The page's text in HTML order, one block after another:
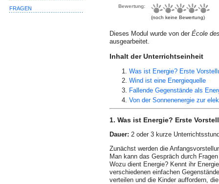
Bewertung:
(noch keine Bewertung)
Dieses Modul wurde von der École
ausgearbeitet.
Inhalt der Unterrichtseinheit
Was ist Energie? Erste
Wind ist eine Energiequelle
Fallende Gegenstände als
Von der Sonnenenergie zur
1. Was ist Energie? Erste
Dauer: 2 oder 3 kurze
Zunächst werden die
Man kann das Gespräch durch
Wozu dient Energie? Kennt ihr
verschiedenen einfachen
verteilen und die Kinder auffordern,
FRAGEN